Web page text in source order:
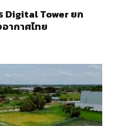
Digital Tower ยก
ากาศไทย